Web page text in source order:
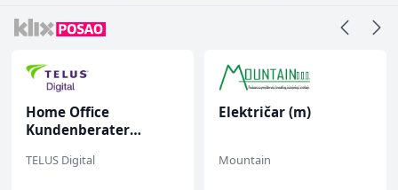
Home Office
Kundenberater
renommiertes
TELUS Digital
Električar (m)
Mountain